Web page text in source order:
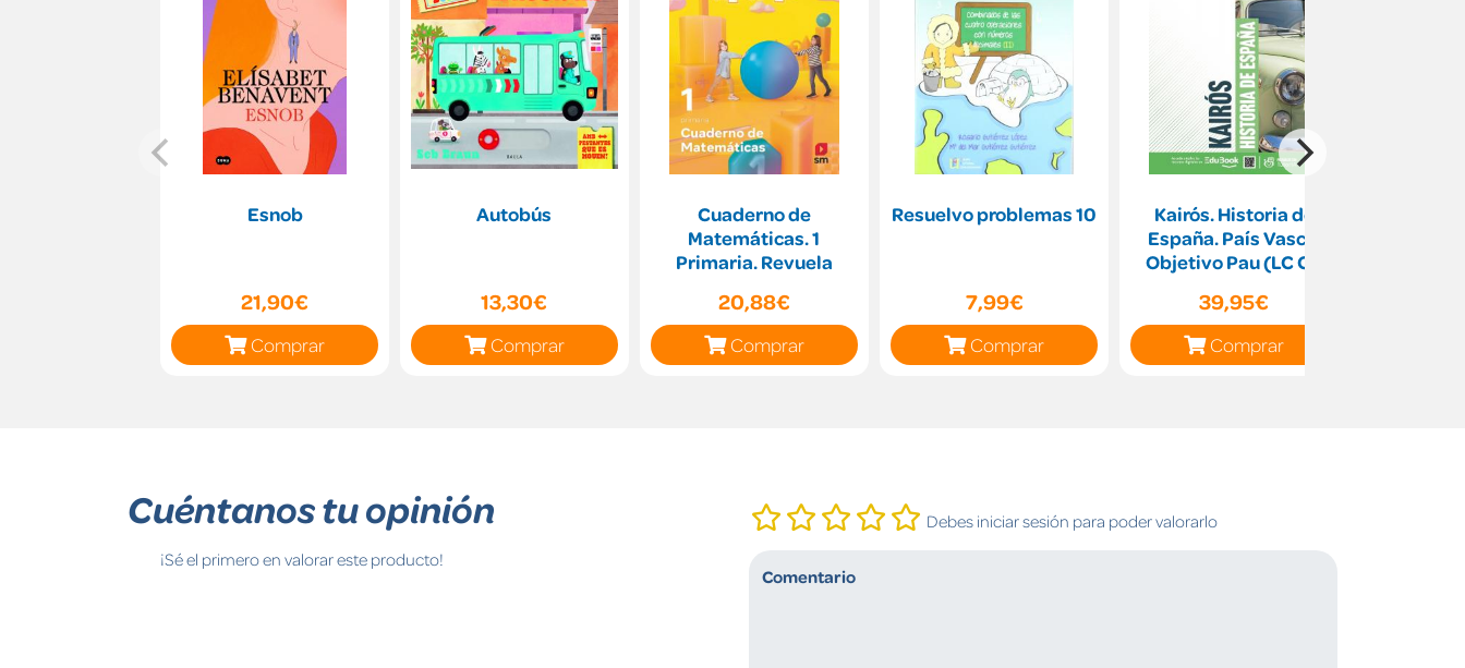
Esnob
21,90€
Comprar
Autobús
13,30€
Comprar
Cuaderno de
Matemáticas. 1
Primaria. Revuela
20,88€
Comprar
Resuelvo problemas 10
7,99€
Comprar
Kairós. Historia de
España. País Vasco.
Objetivo Pau (LC CA
39,95€
Comprar
Cuéntanos tu opinión
¡Sé el primero en valorar este producto!
Debes iniciar sesión para poder valorarlo